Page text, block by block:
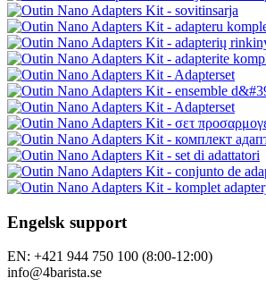
Engelsk support
EN: +421 944 750 100 (8:00-12:00)
info@4barista.se